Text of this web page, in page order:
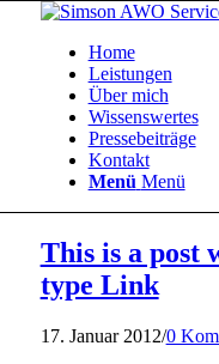
Home
Leistungen
Über mich
Wissenswertes
Pressebeiträge
Kontakt
Menü Menü
This is a post
type Link
17. Januar 2012/0